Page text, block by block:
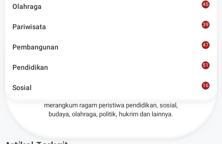
merangkum ragam peristiwa pendidikan, sosial,
budaya, olahraga, politik, hukrim dan lainnya.
Olahraga 45
Pariwisata 39
Pembangunan 47
Pendidikan 51
Sosial
16